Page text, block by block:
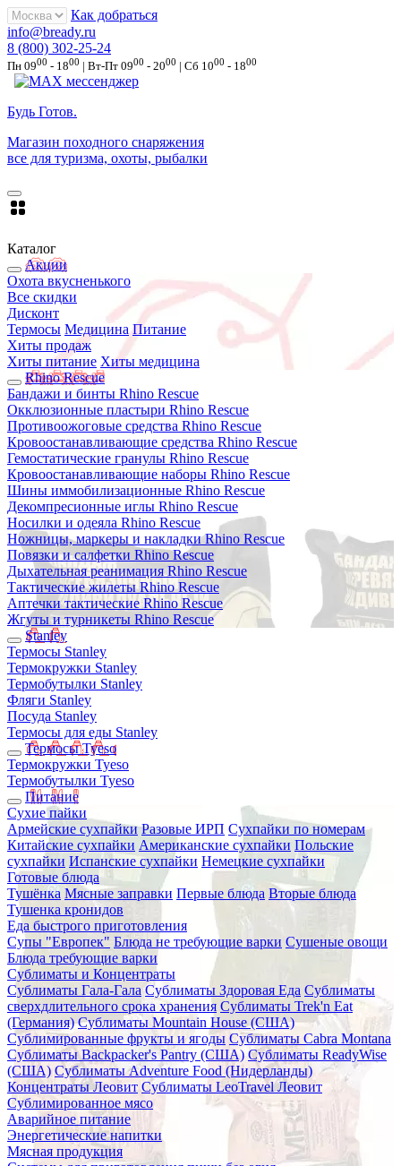
Как добраться
info@bready.ru
8 (800) 302-25-24
Пн 0900 - 1800 | Вт-Пт 0900 - 2000 | Сб 1000 - 1800
Будь Готов.
Магазин походного снаряжения
все для туризма, охоты, рыбалки
Каталог
Акции
Охота вкусненького
Все скидки
Дисконт
Термосы Медицина Питание
Хиты продаж
Хиты питание Хиты медицина
Rhino Rescue
Бандажи и бинты Rhino Rescue
Окклюзионные пластыри Rhino Rescue
Противоожоговые средства Rhino Rescue
Кровоостанавливающие средства Rhino Rescue
Гемостатические гранулы Rhino Rescue
Кровоостанавливающие наборы Rhino Rescue
Шины иммобилизационные Rhino Rescue
Декомпресионные иглы Rhino Rescue
Носилки и одеяла Rhino Rescue
Ножницы, маркеры и накладки Rhino Rescue
Повязки и салфетки Rhino Rescue
Дыхательная реанимация Rhino Rescue
Тактические жилеты Rhino Rescue
Аптечки тактические Rhino Rescue
Жгуты и турникеты Rhino Rescue
Stanley
Термосы Stanley
Термокружки Stanley
Термобутылки Stanley
Фляги Stanley
Посуда Stanley
Термосы для еды Stanley
Термосы Tyeso
Термокружки Tyeso
Термобутылки Tyeso
Питание
Сухие пайки
Армейские сухпайки Разовые ИРП Сухпайки по номерам
Китайские сухпайки Американские сухпайки Польские
сухпайки Испанские сухпайки Немецкие сухпайки
Готовые блюда
Тушёнка Мясные заправки Первые блюда Вторые блюда
Тушенка кронидов
Еда быстрого приготовления
Супы "Европек" Блюда не требующие варки Сушеные овощи
Блюда требующие варки
Сублиматы и Концентраты
Сублиматы Гала-Гала Сублиматы Здоровая Еда Сублиматы
сверхдлительного срока хранения Сублиматы Trek'n Eat
(Германия) Сублиматы Mountain House (США)
Сублимированные фрукты и ягоды Сублиматы Cabra Montana
Сублиматы Backpacker's Pantry (США) Сублиматы ReadyWise
(США) Сублиматы Adventure Food (Нидерланды)
Концентраты Леовит Сублиматы LeoTravel Леовит
Сублимированное мясо
Аварийное питание
Энергетические напитки
Мясная продукция